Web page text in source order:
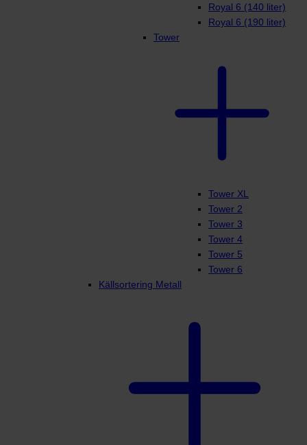
Royal 6 (140 liter)
Royal 6 (190 liter)
Tower
Tower XL
Tower 2
Tower 3
Tower 4
Tower 5
Tower 6
Källsortering Metall